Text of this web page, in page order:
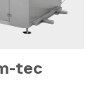
tec